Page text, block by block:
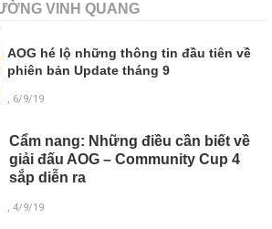
VINH QUANG
AOG hé lộ những thông tin đầu tiên về
phiên bản Update tháng 9
, 6/9/19
Cẩm nang: Những điều cần biết về
giải đấu AOG – Community Cup 4
sắp diễn ra
, 4/9/19